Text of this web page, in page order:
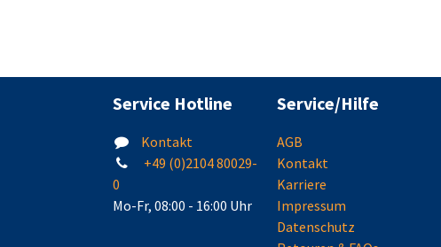
Service Hotline
Kontakt
+49 (0)2104 80029-
0
Mo-Fr, 08:00 - 16:00 Uhr
Service/Hilfe
AGB
Kontakt
Karriere
Impressum
Datenschutz